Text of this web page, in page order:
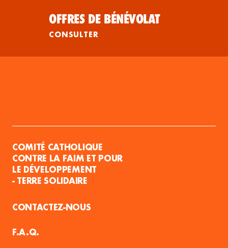
OFFRES DE BÉNÉVOLAT
CONSULTER
COMITÉ CATHOLIQUE
CONTRE LA FAIM ET POUR
LE DÉVELOPPEMENT
- TERRE SOLIDAIRE
CONTACTEZ-NOUS
F.A.Q.